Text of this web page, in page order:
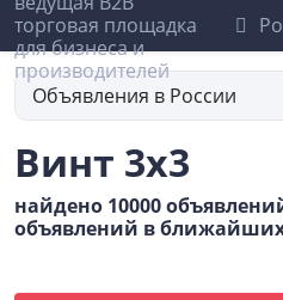
Объявления в России
Винт 3х3
найдено 10000
объявлений в ближайших